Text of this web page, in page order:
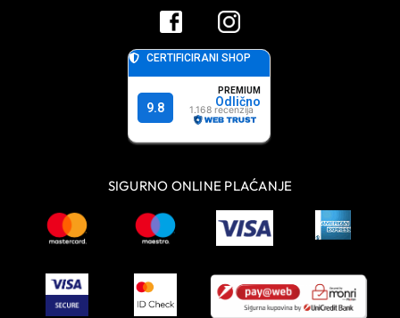
SIGURNO ONLINE PLAĆANJE